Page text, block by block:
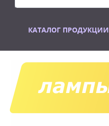
КАТАЛОГ ПРОДУКЦИИ
Распродажа